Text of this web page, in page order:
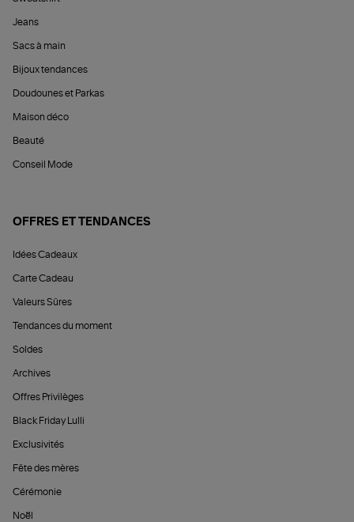
Jeans
Sacs à main
Bijoux tendances
Doudounes et Parkas
Maison déco
Beauté
Conseil Mode
OFFRES ET TENDANCES
Idées Cadeaux
Carte Cadeau
Valeurs Sûres
Tendances du moment
Soldes
Archives
Offres Privilèges
Black Friday Lulli
Exclusivités
Fête des mères
Cérémonie
Noël